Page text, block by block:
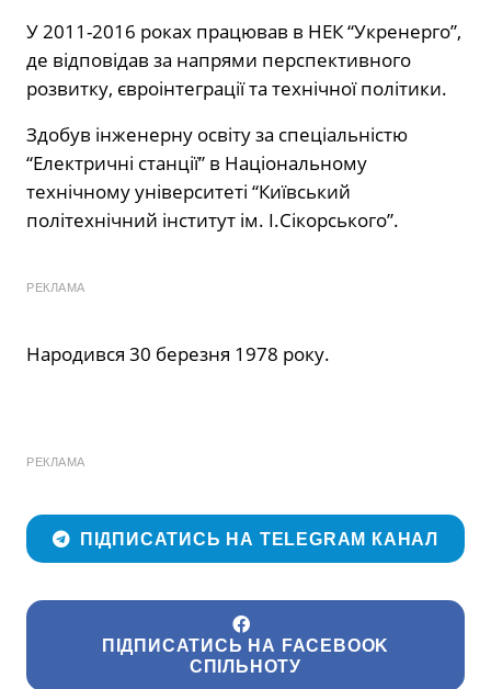
У 2011-2016 роках працював в НЕК “Укренерго”,
де відповідав за напрями перспективного
розвитку, євроінтеграції та технічної політики.
Здобув інженерну освіту за спеціальністю
“Електричні станції” в Національному
технічному університеті “Київський
політехнічний інститут ім. І.Сікорського”.
РЕКЛАМА
Народився 30 березня 1978 року.
РЕКЛАМА
ПІДПИСАТИСЬ НА TELEGRAM КАНАЛ
ПІДПИСАТИСЬ НА FACEBOOK
СПІЛЬНОТУ